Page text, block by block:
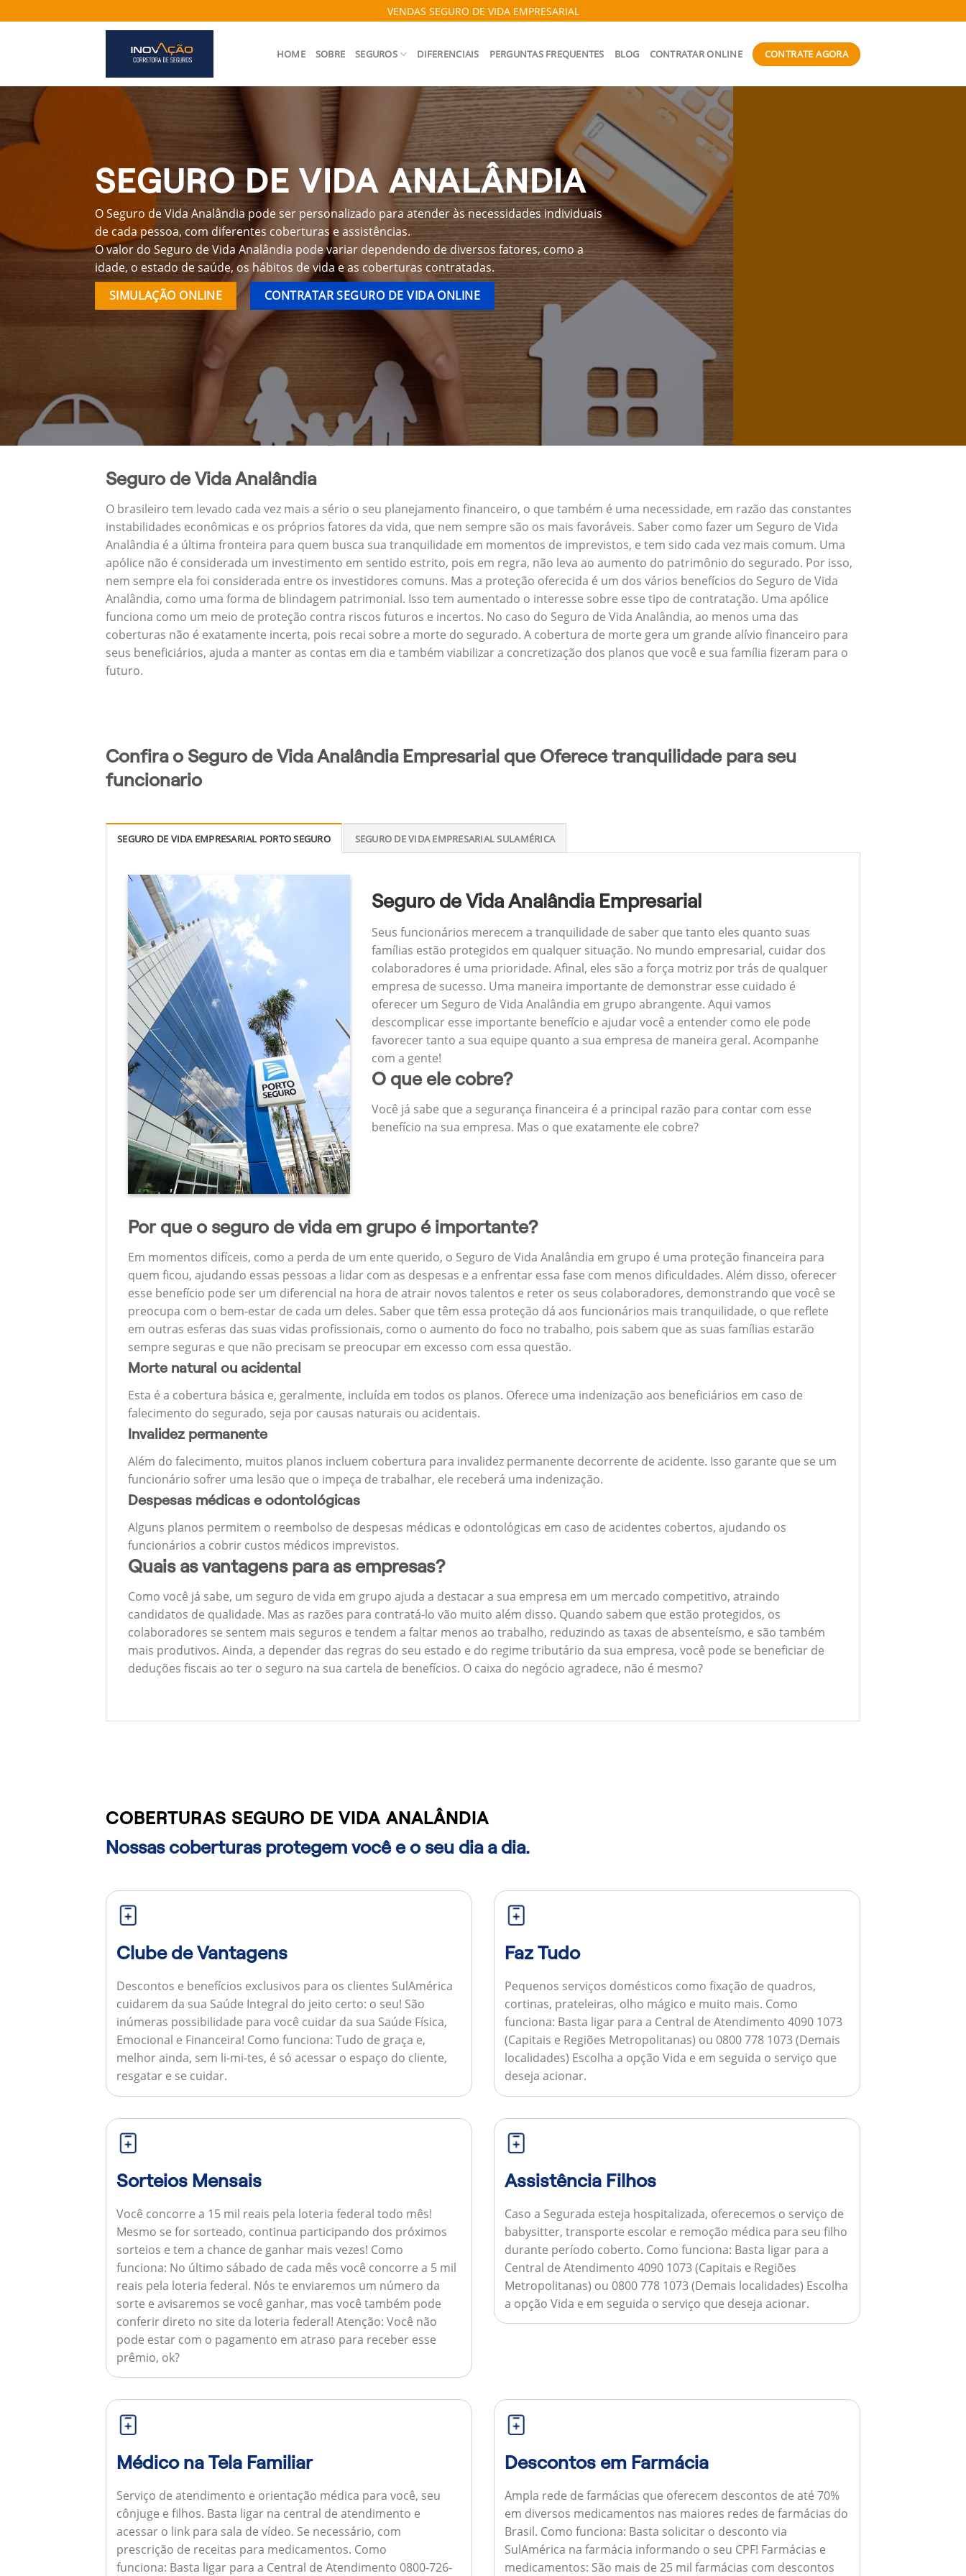
to
VENDAS SEGURO DE VIDA EMPRESARIAL
HOME SOBRE SEGUROS DIFERENCIAIS PERGUNTAS FREQUENTES BLOG CONTRATAR ONLINE CONTRATE AGORA
SEGURO DE VIDA ANALÂNDIA
O Seguro de Vida Analândia pode ser personalizado para atender às necessidades individuais
de cada pessoa, com diferentes coberturas e assistências.
O valor do Seguro de Vida Analândia pode variar dependendo de diversos fatores, como a
idade, o estado de saúde, os hábitos de vida e as coberturas contratadas.
SIMULAÇÃO ONLINE
CONTRATAR SEGURO DE VIDA ONLINE
Seguro de Vida Analândia
O brasileiro tem levado cada vez mais a sério o seu planejamento financeiro, o que também é uma necessidade, em razão das constantes
instabilidades econômicas e os próprios fatores da vida, que nem sempre são os mais favoráveis. Saber como fazer um Seguro de Vida
Analândia é a última fronteira para quem busca sua tranquilidade em momentos de imprevistos, e tem sido cada vez mais comum. Uma
apólice não é considerada um investimento em sentido estrito, pois em regra, não leva ao aumento do patrimônio do segurado. Por isso,
nem sempre ela foi considerada entre os investidores comuns. Mas a proteção oferecida é um dos vários benefícios do Seguro de Vida
Analândia, como uma forma de blindagem patrimonial. Isso tem aumentado o interesse sobre esse tipo de contratação. Uma apólice
funciona como um meio de proteção contra riscos futuros e incertos. No caso do Seguro de Vida Analândia, ao menos uma das
coberturas não é exatamente incerta, pois recai sobre a morte do segurado. A cobertura de morte gera um grande alívio financeiro para
seus beneficiários, ajuda a manter as contas em dia e também viabilizar a concretização dos planos que você e sua família fizeram para o
futuro.
Confira o Seguro de Vida Analândia Empresarial que Oferece tranquilidade para seu
funcionario
SEGURO DE VIDA EMPRESARIAL PORTO SEGURO SEGURO DE VIDA EMPRESARIAL SULAMÉRICA
Seguro de Vida Analândia Empresarial
Seus funcionários merecem a tranquilidade de saber que tanto eles quanto suas
famílias estão protegidos em qualquer situação. No mundo empresarial, cuidar dos
colaboradores é uma prioridade. Afinal, eles são a força motriz por trás de qualquer
empresa de sucesso. Uma maneira importante de demonstrar esse cuidado é
oferecer um Seguro de Vida Analândia em grupo abrangente. Aqui vamos
descomplicar esse importante benefício e ajudar você a entender como ele pode
favorecer tanto a sua equipe quanto a sua empresa de maneira geral. Acompanhe
com a gente!
O que ele cobre?
Você já sabe que a segurança financeira é a principal razão para contar com esse
benefício na sua empresa. Mas o que exatamente ele cobre?
Por que o seguro de vida em grupo é importante?
Em momentos difíceis, como a perda de um ente querido, o Seguro de Vida Analândia em grupo é uma proteção financeira para
quem ficou, ajudando essas pessoas a lidar com as despesas e a enfrentar essa fase com menos dificuldades. Além disso, oferecer
esse benefício pode ser um diferencial na hora de atrair novos talentos e reter os seus colaboradores, demonstrando que você se
preocupa com o bem-estar de cada um deles. Saber que têm essa proteção dá aos funcionários mais tranquilidade, o que reflete
em outras esferas das suas vidas profissionais, como o aumento do foco no trabalho, pois sabem que as suas famílias estarão
sempre seguras e que não precisam se preocupar em excesso com essa questão.
Morte natural ou acidental
Esta é a cobertura básica e, geralmente, incluída em todos os planos. Oferece uma indenização aos beneficiários em caso de
falecimento do segurado, seja por causas naturais ou acidentais.
Invalidez permanente
Além do falecimento, muitos planos incluem cobertura para invalidez permanente decorrente de acidente. Isso garante que se um
funcionário sofrer uma lesão que o impeça de trabalhar, ele receberá uma indenização.
Despesas médicas e odontológicas
Alguns planos permitem o reembolso de despesas médicas e odontológicas em caso de acidentes cobertos, ajudando os
funcionários a cobrir custos médicos imprevistos.
Quais as vantagens para as empresas?
Como você já sabe, um seguro de vida em grupo ajuda a destacar a sua empresa em um mercado competitivo, atraindo
candidatos de qualidade. Mas as razões para contratá-lo vão muito além disso. Quando sabem que estão protegidos, os
colaboradores se sentem mais seguros e tendem a faltar menos ao trabalho, reduzindo as taxas de absenteísmo, e são também
mais produtivos. Ainda, a depender das regras do seu estado e do regime tributário da sua empresa, você pode se beneficiar de
deduções fiscais ao ter o seguro na sua cartela de benefícios. O caixa do negócio agradece, não é mesmo?
COBERTURAS SEGURO DE VIDA ANALÂNDIA
Nossas coberturas protegem você e o seu dia a dia.
Clube de Vantagens
Descontos e benefícios exclusivos para os clientes SulAmérica
cuidarem da sua Saúde Integral do jeito certo: o seu! São
inúmeras possibilidade para você cuidar da sua Saúde Física,
Emocional e Financeira! Como funciona: Tudo de graça e,
melhor ainda, sem li-mi-tes, é só acessar o espaço do cliente,
resgatar e se cuidar.
Faz Tudo
Pequenos serviços domésticos como fixação de quadros,
cortinas, prateleiras, olho mágico e muito mais. Como
funciona: Basta ligar para a Central de Atendimento 4090 1073
(Capitais e Regiões Metropolitanas) ou 0800 778 1073 (Demais
localidades) Escolha a opção Vida e em seguida o serviço que
deseja acionar.
Sorteios Mensais
Você concorre a 15 mil reais pela loteria federal todo mês!
Mesmo se for sorteado, continua participando dos próximos
sorteios e tem a chance de ganhar mais vezes! Como
funciona: No último sábado de cada mês você concorre a 5 mil
reais pela loteria federal. Nós te enviaremos um número da
sorte e avisaremos se você ganhar, mas você também pode
conferir direto no site da loteria federal!Atenção: Você não
pode estar com o pagamento em atraso para receber esse
prêmio, ok?
Assistência Filhos
Caso a Segurada esteja hospitalizada, oferecemos o serviço de
babysitter, transporte escolar e remoção médica para seu filho
durante período coberto. Como funciona: Basta ligar para a
Central de Atendimento 4090 1073 (Capitais e Regiões
Metropolitanas) ou 0800 778 1073 (Demais localidades) Escolha
a opção Vida e em seguida o serviço que deseja acionar.
Médico na Tela Familiar
Serviço de atendimento e orientação médica para você, seu
cônjuge e filhos. Basta ligar na central de atendimento e
acessar o link para sala de vídeo. Se necessário, com
prescrição de receitas para medicamentos. Como
funciona: Basta ligar para a Central de Atendimento 0800-726-
Descontos em Farmácia
Ampla rede de farmácias que oferecem descontos de até 70%
em diversos medicamentos nas maiores redes de farmácias do
Brasil. Como funciona: Basta solicitar o desconto via
SulAmérica na farmácia informando o seu CPF! Farmácias e
medicamentos: São mais de 25 mil farmácias com descontos